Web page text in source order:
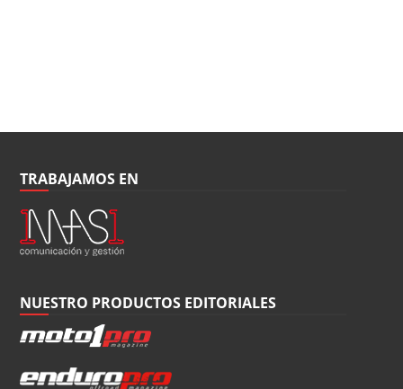
TRABAJAMOS EN
NUESTRO PRODUCTOS EDITORIALES